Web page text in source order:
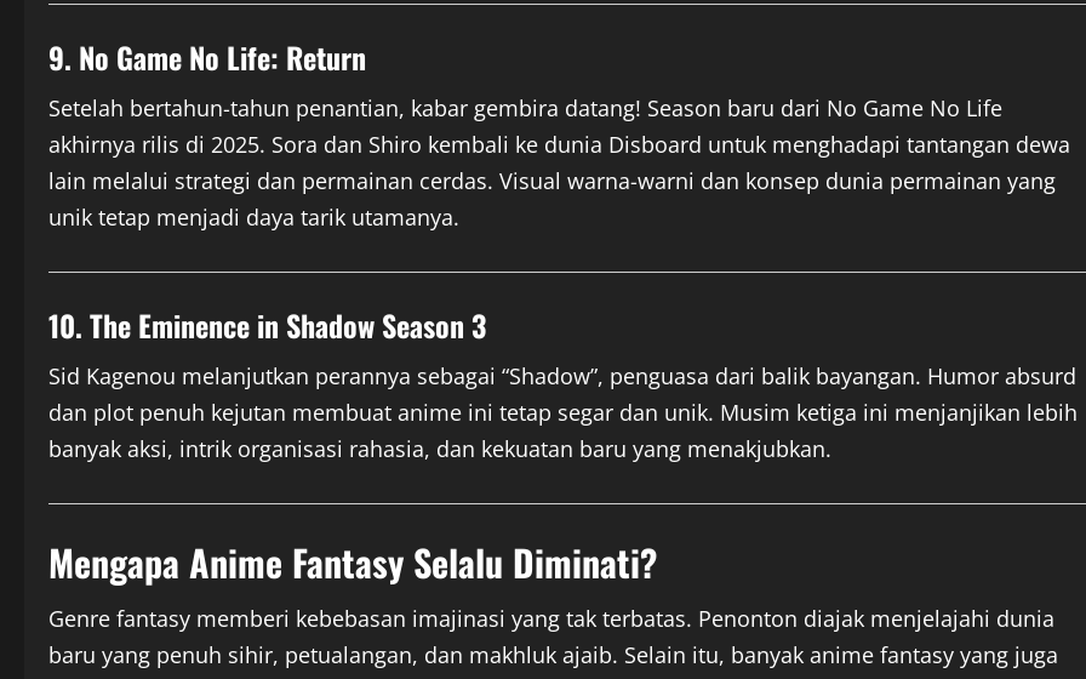
9. No Game No Life: Return
Setelah bertahun-tahun penantian, kabar gembira datang! Season baru dari No Game No Life
akhirnya rilis di 2025. Sora dan Shiro kembali ke dunia Disboard untuk menghadapi tantangan dewa
lain melalui strategi dan permainan cerdas. Visual warna-warni dan konsep dunia permainan yang
unik tetap menjadi daya tarik utamanya.
10. The Eminence in Shadow Season 3
Sid Kagenou melanjutkan perannya sebagai “Shadow”, penguasa dari balik bayangan. Humor absurd
dan plot penuh kejutan membuat anime ini tetap segar dan unik. Musim ketiga ini menjanjikan lebih
banyak aksi, intrik organisasi rahasia, dan kekuatan baru yang menakjubkan.
Mengapa Anime Fantasy Selalu Diminati?
Genre fantasy memberi kebebasan imajinasi yang tak terbatas. Penonton diajak menjelajahi dunia
baru yang penuh sihir, petualangan, dan makhluk ajaib. Selain itu, banyak anime fantasy yang juga